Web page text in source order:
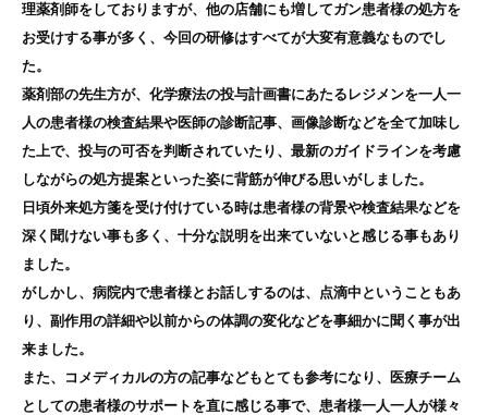
理薬剤師をしておりますが、他の店舗にも増してガン患者様の処方を
お受けする事が多く、今回の研修はすべてが大変有意義なものでし
た。
薬剤部の先生方が、化学療法の投与計画書にあたるレジメンを一人一
人の患者様の検査結果や医師の診断記事、画像診断などを全て加味し
た上で、投与の可否を判断されていたり、最新のガイドラインを考慮
しながらの処方提案といった姿に背筋が伸びる思いがしました。
日頃外来処方箋を受け付けている時は患者様の背景や検査結果などを
深く聞けない事も多く、十分な説明を出来ていないと感じる事もあり
ました。
がしかし、病院内で患者様とお話しするのは、点滴中ということもあ
り、副作用の詳細や以前からの体調の変化などを事細かに聞く事が出
来ました。
また、コメディカルの方の記事などもとても参考になり、医療チーム
としての患者様のサポートを直に感じる事で、患者様一人一人が様々